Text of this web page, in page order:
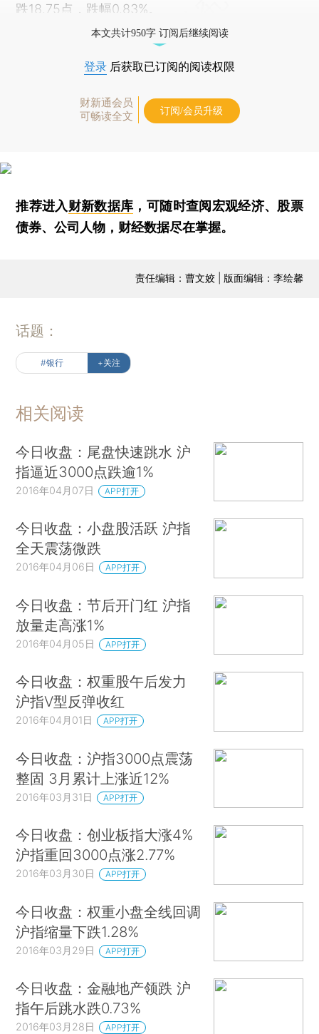
跌18.75点，跌幅0.83%。
本文共计950字 订阅后继续阅读
登录 后获取已订阅的阅读权限
财新通会员
可畅读全文
订阅/会员升级
推荐进入财新数据库 ，可随时查阅宏观经济、股票
债券、公司人物，财经数据尽在掌握。
责任编辑：曹文姣 | 版面编辑：李绘馨
话题：
#银行 +关注
相关阅读
今日收盘：尾盘快速跳水 沪
指逼近3000点跌逾1%
2016年04月07日 APP打开
今日收盘：小盘股活跃 沪指
全天震荡微跌
2016年04月06日 APP打开
今日收盘：节后开门红 沪指
放量走高涨1%
2016年04月05日 APP打开
今日收盘：权重股午后发力
沪指V型反弹收红
2016年04月01日 APP打开
今日收盘：沪指3000点震荡
整固 3月累计上涨近12%
2016年03月31日 APP打开
今日收盘：创业板指大涨4%
沪指重回3000点涨2.77%
2016年03月30日 APP打开
今日收盘：权重小盘全线回调
沪指缩量下跌1.28%
2016年03月29日 APP打开
今日收盘：金融地产领跌 沪
指午后跳水跌0.73%
2016年03月28日 APP打开